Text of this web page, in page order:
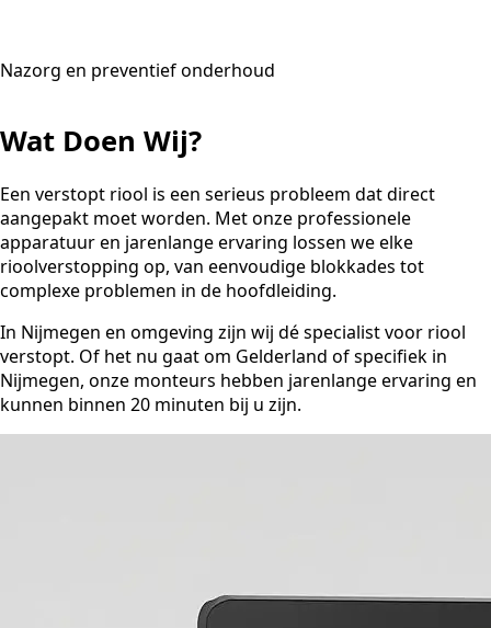
Nazorg en preventief onderhoud
Wat Doen Wij?
Een verstopt riool is een serieus probleem dat direct
aangepakt moet worden. Met onze professionele
apparatuur en jarenlange ervaring lossen we elke
rioolverstopping op, van eenvoudige blokkades tot
complexe problemen in de hoofdleiding.
In Nijmegen en omgeving zijn wij dé specialist voor riool
verstopt. Of het nu gaat om Gelderland of specifiek in
Nijmegen, onze monteurs hebben jarenlange ervaring en
kunnen binnen 20 minuten bij u zijn.